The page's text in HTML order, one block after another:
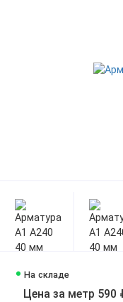
На складе
Цена за метр 590